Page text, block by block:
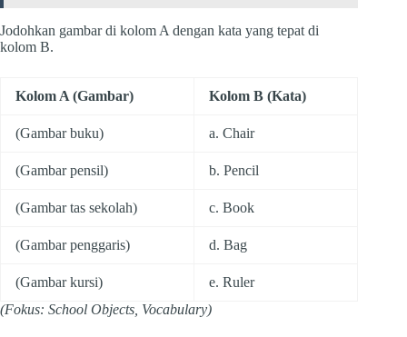
Jodohkan gambar di kolom A dengan kata yang tepat di
kolom B.
Kolom A (Gambar) Kolom B (Kata)
(Gambar buku) a. Chair
(Gambar pensil) b. Pencil
(Gambar tas sekolah) c. Book
(Gambar penggaris) d. Bag
(Gambar kursi)
e. Ruler
(Fokus: School Objects, Vocabulary)